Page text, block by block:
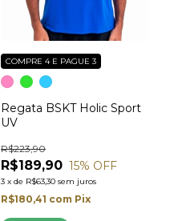
Regata BSKT Holic Sport
UV
R$189,90
R$223,90
15% OFF
3 x de R$63,30 sem juros
COMPRE 4 E PAGUE 3
R$180,41 com Pix